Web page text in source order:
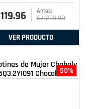
119.96 S/ 299.90
VER PRODUCTO
50%